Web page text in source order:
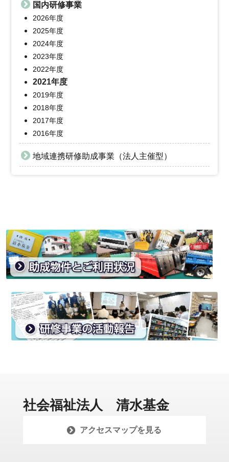
国内研修事業
2026年度
2025年度
2024年度
2023年度
2022年度
2021年度
2019年度
2018年度
2017年度
2016年度
地域連携研修助成事業（法人主催型）
社会福祉法人 清水基金
アクセスマップを見る